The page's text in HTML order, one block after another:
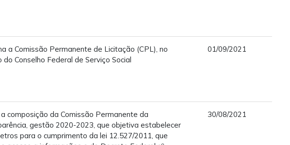
a Comissão Permanente de Licitação (CPL), no
do Conselho Federal de Serviço Social
01/09/2021
composição da Comissão Permanente da
gestão 2020-2023, que objetiva estabelecer
para o cumprimento da lei 12.527/2011, que
30/08/2021